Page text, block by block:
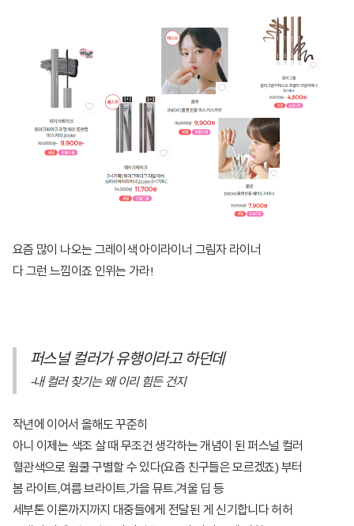
요즘 많이 나오는 그레이색 아이라이너 그림자 라이너
다 그런 느낌이죠 인위는 가라!
퍼스널 컬러가 유행이라고 하던데
-내 컬러 찾기는 왜 이리 힘든 건지
작년에 이어서 올해도 꾸준히
아니 이제는 색조 살 때 무조건 생각하는 개념이 된 퍼스널 컬러
혈관색으로 웜쿨 구별할 수 있다(요즘 친구들은 모르겠죠) 부터
봄 라이트,여름 브라이트,가을 뮤트,겨울 딥 등
세부톤 이론까지까지 대중들에게 전달된 게 신기합니다 허허